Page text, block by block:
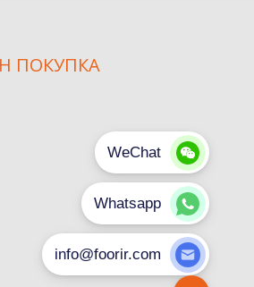
ПОКУПКА